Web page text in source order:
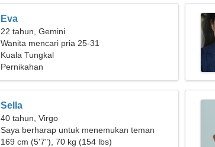
Eva
22 tahun, Gemini
Wanita mencari pria 25-31
Kuala Tungkal
Pernikahan
Sella
40 tahun, Virgo
Saya berharap untuk menemukan teman
romantis
169 cm (5'7"), 70 kg (154 lbs)